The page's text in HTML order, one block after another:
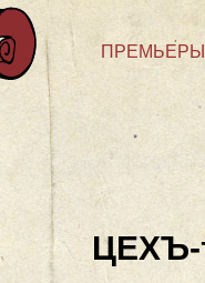
ПРЕМЬЕРЫ
ЦЕХЪ-